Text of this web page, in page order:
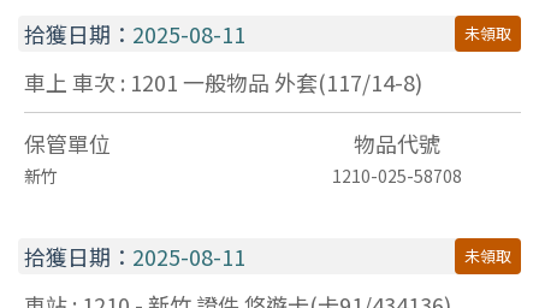
拾獲日期： 2025-08-11 未領取
車上 車次 : 1201一般物品 外套(117/14-8)
保管單位
物品代號
新竹 1210-025-58708
拾獲日期： 2025-08-11 未領取